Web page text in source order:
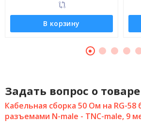
В корзину
Задать вопрос о товаре
Кабельная сборка 50 Ом на RG-58
разъемами N-male - TNC-male, 9